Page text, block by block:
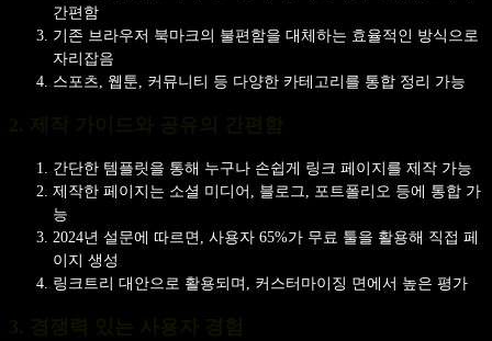
간편함
기존 브라우저 북마크의 불편함을 대체하는 효율적인 방식으로
자리잡음
스포츠, 웹툰, 커뮤니티 등 다양한 카테고리를 통합 정리 가능
간단한 템플릿을 통해 누구나 손쉽게 링크 페이지를 제작 가능
제작한 페이지는 소셜 미디어, 블로그, 포트폴리오 등에 통합 가
능
2024년 설문에 따르면, 사용자 65%가 무료 툴을 활용해 직접 페
이지 생성
링크트리 대안으로 활용되며, 커스터마이징 면에서 높은 평가